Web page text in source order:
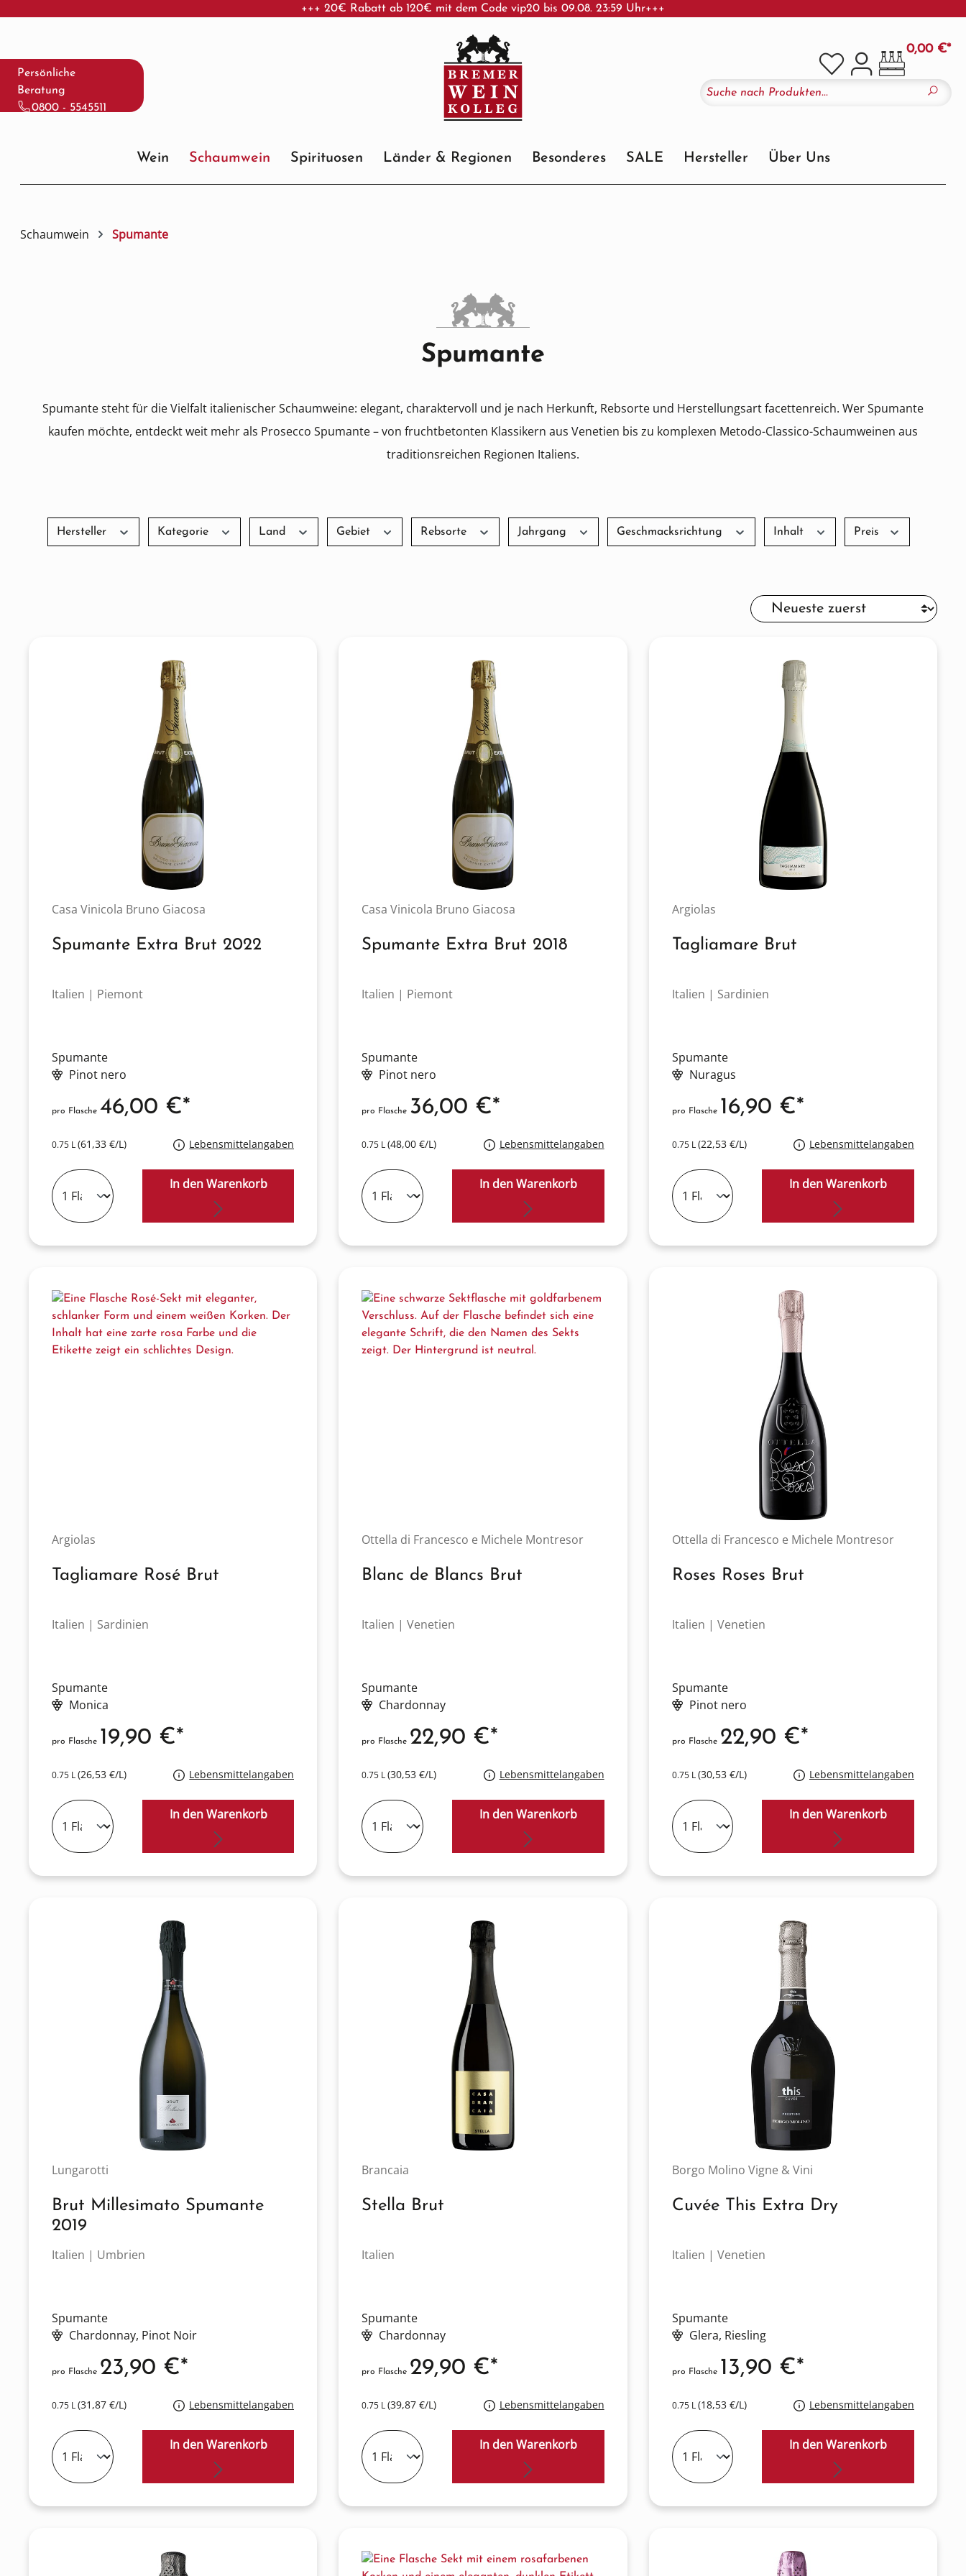
Hauptinhalt springen
Zur Suche springen
Zur Hauptnavigation springen
Persönliche
Beratung
0800 - 5545511
+++ 20€ Rabatt ab 120€ mit dem Code vip20 bis 09.08. 23:59 Uhr+++
0,00 €*
Wein Schaumwein Spirituosen Länder & Regionen Besonderes SALE Hersteller Über Uns
Schaumwein Spumante
Spumante
Spumante steht für die Vielfalt italienischer Schaumweine: elegant, charaktervoll und je nach Herkunft, Rebsorte und Herstellungsart facettenreich. Wer Spumante
kaufen möchte, entdeckt weit mehr als Prosecco Spumante – von fruchtbetonten Klassikern aus Venetien bis zu komplexen Metodo-Classico-Schaumweinen aus
traditionsreichen Regionen Italiens.
Hersteller Kategorie Land Gebiet Rebsorte Jahrgang Geschmacksrichtung Inhalt Preis
Casa Vinicola Bruno Giacosa
Spumante Extra Brut 2022
Italien | Piemont
Spumante
Pinot nero
0.75 L(61,33 €/L) Lebensmittelangaben
pro Flasche 46,00 €*
In den Warenkorb
Casa Vinicola Bruno Giacosa
Spumante Extra Brut 2018
Italien | Piemont
Spumante
Pinot nero
0.75 L(48,00 €/L) Lebensmittelangaben
pro Flasche 36,00 €*
In den Warenkorb
Argiolas
Tagliamare Brut
Italien | Sardinien
Spumante
Nuragus
0.75 L(22,53 €/L) Lebensmittelangaben
pro Flasche 16,90 €*
In den Warenkorb
Argiolas
Tagliamare Rosé Brut
Italien | Sardinien
Spumante
Monica
0.75 L(26,53 €/L) Lebensmittelangaben
pro Flasche 19,90 €*
In den Warenkorb
Ottella di Francesco e Michele Montresor
Blanc de Blancs Brut
Italien | Venetien
Spumante
Chardonnay
0.75 L(30,53 €/L) Lebensmittelangaben
pro Flasche 22,90 €*
In den Warenkorb
Ottella di Francesco e Michele Montresor
Roses Roses Brut
Italien | Venetien
Spumante
Pinot nero
0.75 L(30,53 €/L) Lebensmittelangaben
pro Flasche 22,90 €*
In den Warenkorb
Lungarotti
Brut Millesimato Spumante
2019
Italien | Umbrien
Spumante
Chardonnay, Pinot Noir
0.75 L(31,87 €/L) Lebensmittelangaben
pro Flasche 23,90 €*
In den Warenkorb
Brancaia
Stella Brut
Italien
Spumante
Chardonnay
0.75 L(39,87 €/L) Lebensmittelangaben
pro Flasche 29,90 €*
In den Warenkorb
Borgo Molino Vigne & Vini
Cuvée This Extra Dry
Italien | Venetien
Spumante
Glera, Riesling
0.75 L(18,53 €/L) Lebensmittelangaben
pro Flasche 13,90 €*
In den Warenkorb